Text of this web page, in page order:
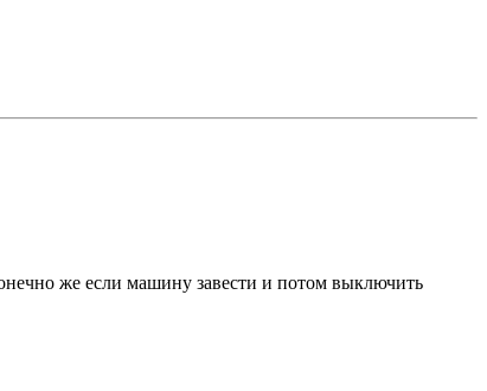
же если машину завести и потом выключить